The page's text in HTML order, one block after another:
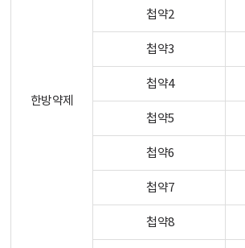
한방약제
첩약2
첩약3
첩약4
첩약5
첩약6
첩약7
첩약8